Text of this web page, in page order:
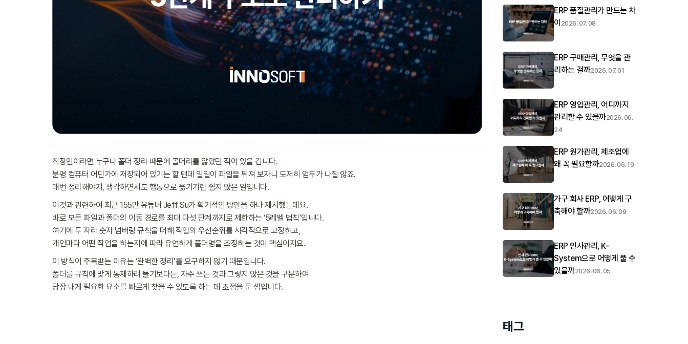
직장인이라면 누구나 폴더 정리 때문에 골머리를 앓았던 적이 있을 겁니다.
분명 컴퓨터 어딘가에 저장되어 있기는 할 텐데 일일이 파일을 뒤져 보자니 도저히 엄두가 나질 않죠.
매번 정리해야지, 생각하면서도 행동으로 옮기기란 쉽지 않은 일입니다.
이것과 관련하여 최근 155만 유튜버 Jeff Su가 획기적인 방안을 하나 제시했는데요.
바로 모든 파일과 폴더의 이동 경로를 최대 다섯 단계까지로 제한하는 ‘5레벨 법칙’입니다.
여기에 두 자리 숫자 넘버링 규칙을 더해 작업의 우선순위를 시각적으로 고정하고,
개인마다 어떤 작업을 하는지에 따라 유연하게 폴더명을 조정하는 것이 핵심이지요.
이 방식이 주목받는 이유는 ‘완벽한 정리’를 요구하지 않기 때문입니다.
폴더를 규칙에 맞게 통제하려 들기보다는, 자주 쓰는 것과 그렇지 않은 것을 구분하여
당장 내게 필요한 요소를 빠르게 찾을 수 있도록 하는 데 초점을 둔 셈입니다.
ERP 품질관리가 만드는 차
이 2026. 07. 08
ERP 구매관리, 무엇을 관
리하는 걸까2026. 07. 01
ERP 영업관리, 어디까지
관리할 수 있을까2026. 06.
24
ERP 원가관리, 제조업에
왜 꼭 필요할까2026. 06. 19
가구 회사 ERP, 어떻게 구
축해야 할까2026. 06. 09
ERP 인사관리, K-
System으로 어떻게 풀 수
있을까2026. 06. 05
태그